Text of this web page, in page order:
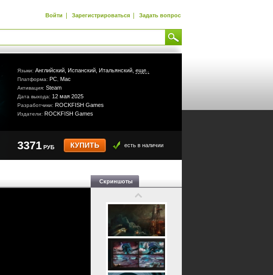
Войти | Зарегистрироваться | Задать вопрос
Языки: Английский, Испанский, Итальянский, еще..
Платформа: PC Mac
Активация: Steam
Дата выхода: 12 мая 2025
Разработчики: ROCKFISH Games
Издатели: ROCKFISH Games
3371 РУБ КУПИТЬ есть в наличии
Скриншоты